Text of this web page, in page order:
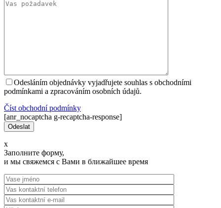
Odesláním objednávky vyjadřujete souhlas s obchodními
podmínkami a zpracováním osobních údajů.
Číst оbchodní podmínky
[anr_nocaptcha g-recaptcha-response]
x
Заполните форму,
и мы свяжемся с Вами в ближайшее время